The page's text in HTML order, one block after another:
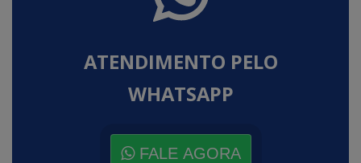
ATENDIMENTO PELO
WHATSAPP
FALE AGORA